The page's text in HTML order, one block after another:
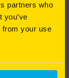
partners who
you’ve
from your use
Neveu